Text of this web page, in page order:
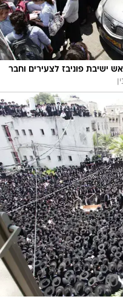
ישיבת פוניבז לצעירים וחבר